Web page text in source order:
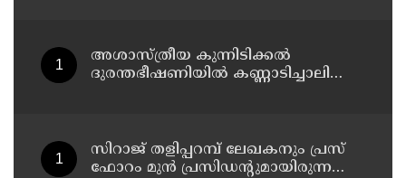
അശാസ്ത്രീയ കുന്നിടിക്കൽ
ദുരന്തഭീഷണിയിൽ കണ്ണാടിച്ചാലിലെ
സിറാജ് തളിപ്പറമ്പ് ലേഖകനും പ്രസ്
ഫോറം മുൻ പ്രസിഡൻ്റുമായിരുന്ന